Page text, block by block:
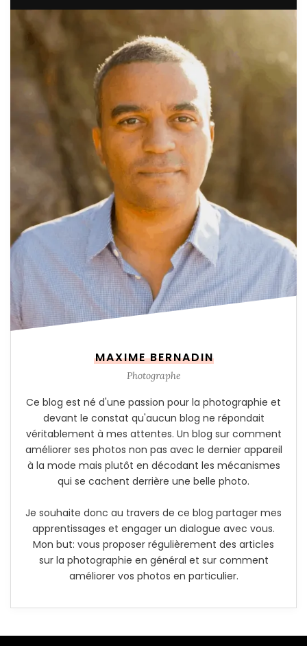
MAXIME BERNADIN
Photographe
Ce blog est né d'une passion pour la photographie et
devant le constat qu'aucun blog ne répondait
véritablement à mes attentes. Un blog sur comment
améliorer ses photos non pas avec le dernier appareil
à la mode mais plutôt en décodant les mécanismes
qui se cachent derrière une belle photo.
Je souhaite donc au travers de ce blog partager mes
apprentissages et engager un dialogue avec vous.
Mon but: vous proposer régulièrement des articles
sur la photographie en général et sur comment
améliorer vos photos en particulier.